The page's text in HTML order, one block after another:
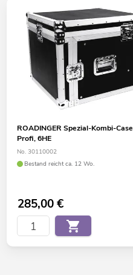
ROADINGER Spezial-Kombi-Case
Profi, 6HE
No. 30110002
Bestand reicht ca. 12 Wo.
285,00€